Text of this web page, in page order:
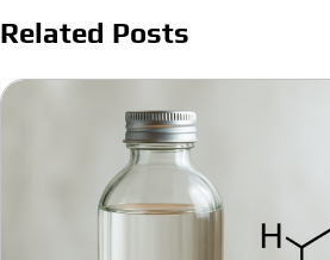
Related Posts